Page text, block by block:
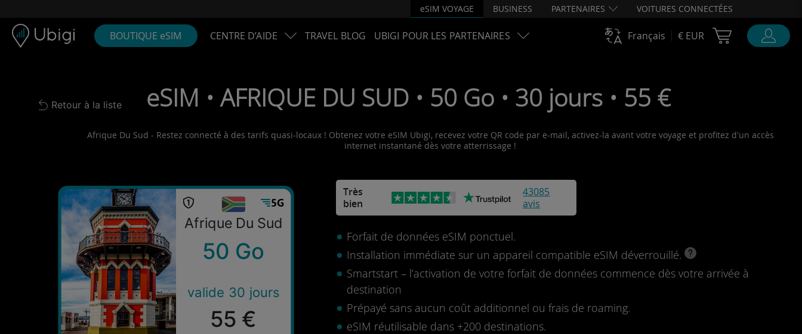
eSIM VOYAGE BUSINESS PARTENAIRES VOITURES CONNECTÉES
BOUTIQUE eSIM CENTRE D’AIDE TRAVEL BLOG UBIGI POUR LES PARTENAIRES Français € EUR Cart Ubigi
Back to list
Retour à la liste eSIM • AFRIQUE DU SUD • 50 Go • 30 jours • 55 €
Afrique Du Sud - Restez connecté à des tarifs quasi-locaux ! Obtenez votre eSIM Ubigi, recevez votre QR code par e-mail, activez-la avant votre voyage et profitez d'un accès
internet instantané dès votre atterrissage !
Afrique Du Sud
50 Go
valide 30 jours
55 €
Très
bien
43085
avis
Forfait de données eSIM ponctuel.
Installation immédiate sur un appareil compatible eSIM déverrouillé.
Smartstart – l’activation de votre forfait de données commence dès votre arrivée à
destination
Prépayé sans aucun coût additionnel ou frais de roaming.
eSIM réutilisable dans +200 destinations.